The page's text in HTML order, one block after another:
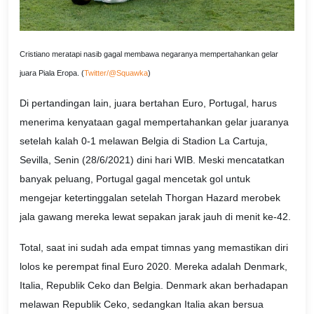
Cristiano meratapi nasib gagal membawa negaranya mempertahankan gelar
juara Piala Eropa. (Twitter/@Squawka)
Di pertandingan lain, juara bertahan Euro, Portugal, harus
menerima kenyataan gagal mempertahankan gelar juaranya
setelah kalah 0-1 melawan Belgia di Stadion La Cartuja,
Sevilla, Senin (28/6/2021) dini hari WIB. Meski mencatatkan
banyak peluang, Portugal gagal mencetak gol untuk
mengejar ketertinggalan setelah Thorgan Hazard merobek
jala gawang mereka lewat sepakan jarak jauh di menit ke-42.
Total, saat ini sudah ada empat timnas yang memastikan diri
lolos ke perempat final Euro 2020. Mereka adalah Denmark,
Italia, Republik Ceko dan Belgia. Denmark akan berhadapan
melawan Republik Ceko, sedangkan Italia akan bersua